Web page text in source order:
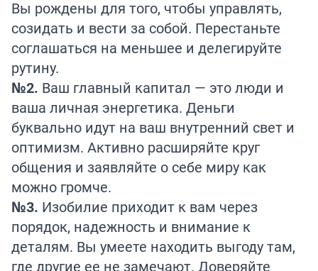
Вы рождены для того, чтобы управлять,
созидать и вести за собой. Перестаньте
соглашаться на меньшее и делегируйте
рутину.
№2. Ваш главный капитал — это люди и
ваша личная энергетика. Деньги
буквально идут на ваш внутренний свет и
оптимизм. Активно расширяйте круг
общения и заявляйте о себе миру как
можно громче.
№3. Изобилие приходит к вам через
порядок, надежность и внимание к
деталям. Вы умеете находить выгоду там,
где другие ее не замечают. Доверяйте